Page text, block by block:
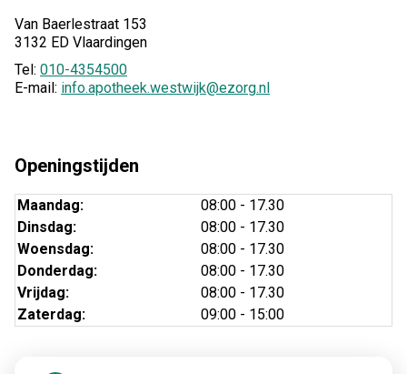
Van Baerlestraat 153
3132 ED Vlaardingen
Tel: 010-4354500
E-mail: info.apotheek.westwijk@ezorg.nl
Openingstijden
Maandag:
08:00 - 17.30
Dinsdag:
08:00 - 17.30
Woensdag:
08:00 - 17.30
Donderdag:
08:00 - 17.30
Vrijdag:
08:00 - 17.30
Zaterdag:
09:00 - 15:00